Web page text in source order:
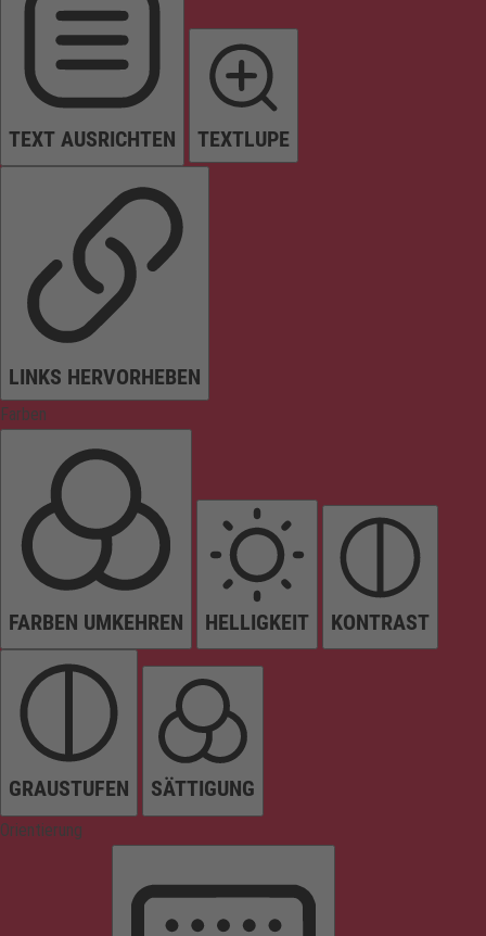
TEXT AUSRICHTEN TEXTLUPE
LINKS HERVORHEBEN
Farben
FARBEN UMKEHREN HELLIGKEIT KONTRAST
GRAUSTUFEN SÄTTIGUNG
Orientierung